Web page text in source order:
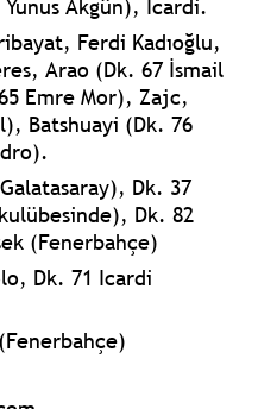
Akgün), Icardi.
Ferdi Kadıoğlu,
Arao (Dk. 67 İsmail
Emre Mor), Zajc,
Batshuayi (Dk. 76
Dk. 37
Dk. 82
(Fenerbahçe)
Dk. 71 Icardi